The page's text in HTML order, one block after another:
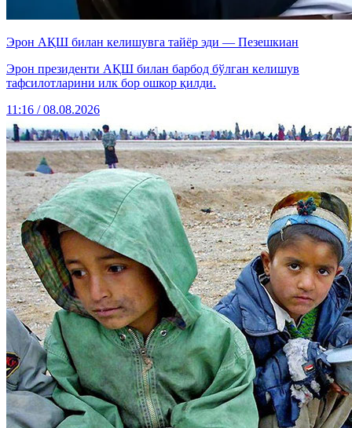
Эрон АҚШ билан келишувга тайёр эди — Пезешкиан
Эрон президенти АҚШ билан барбод бўлган келишув
тафсилотларини илк бор ошкор қилди.
11:16 / 08.08.2026